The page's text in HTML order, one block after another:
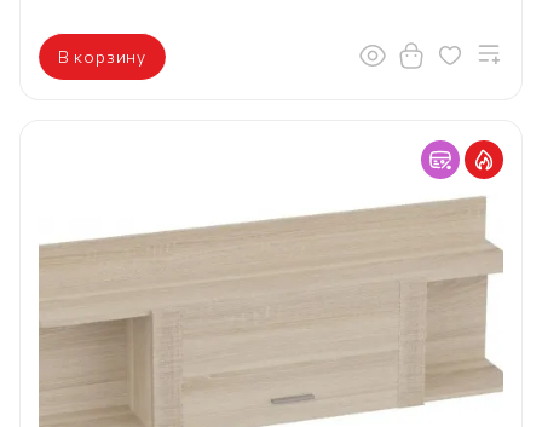
В корзину